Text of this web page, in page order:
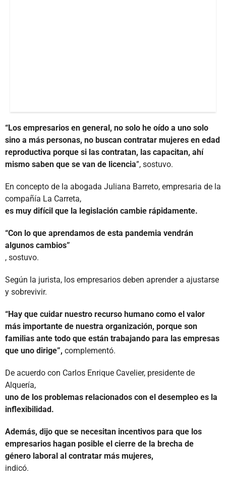
“Los empresarios en general, no solo he oído a uno solo
sino a más personas, no buscan contratar mujeres en edad
reproductiva porque si las contratan, las capacitan, ahí
mismo saben que se van de licencia”, sostuvo.
En concepto de la abogada Juliana Barreto, empresaria de la
compañía La Carreta,
es muy difícil que la legislación cambie rápidamente.
“Con lo que aprendamos de esta pandemia vendrán
algunos cambios”
, sostuvo.
Según la jurista, los empresarios deben aprender a ajustarse
y sobrevivir.
“Hay que cuidar nuestro recurso humano como el valor
más importante de nuestra organización, porque son
familias ante todo que están trabajando para las empresas
que uno dirige”, complementó.
De acuerdo con Carlos Enrique Cavelier, presidente de
Alquería,
uno de los problemas relacionados con el desempleo es la
inflexibilidad.
Además, dijo que se necesitan incentivos para que los
empresarios hagan posible el cierre de la brecha de
género laboral al contratar más mujeres,
indicó.